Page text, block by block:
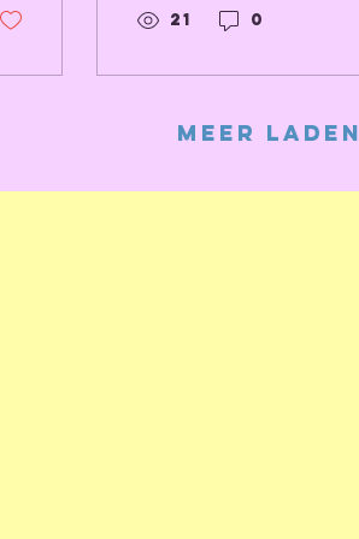
Gelder,
21 0
Meer laden